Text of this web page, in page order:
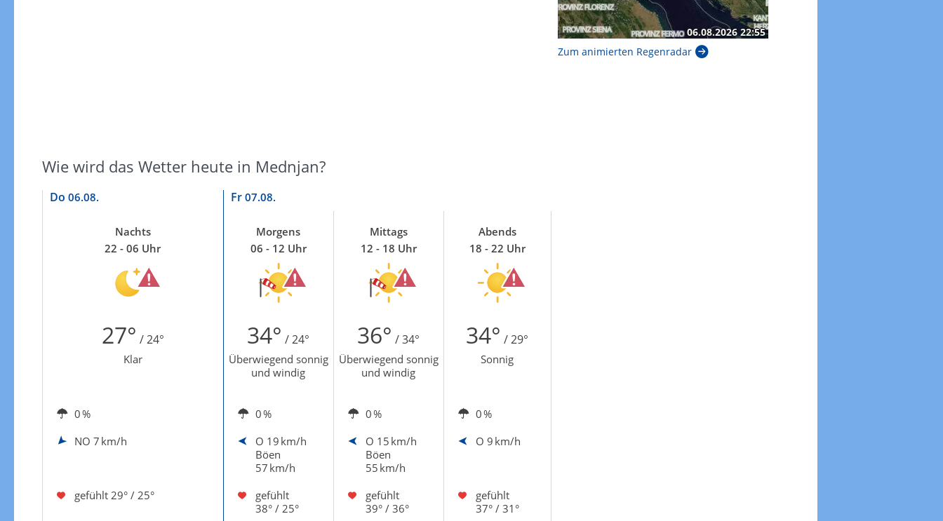
Wie wird das Wetter heute in Mednjan?
Do 06.08. Fr 07.08.
Nachts
22 - 06 Uhr
Morgens
06 - 12 Uhr
Mittags
12 - 18 Uhr
Abends
18 - 22 Uhr
27° / 24° 34° / 24° 36° / 34° 34° / 29°
Klar
Überwiegend sonnig
und windig
Überwiegend sonnig
und windig
Sonnig
0 % 0 % 0 %
0 %
NO 7 km/h O 19 km/h
Böen
57 km/h
O 15 km/h
Böen
55 km/h
O 9 km/h
gefühlt 29° / 25°
gefühlt
38° / 25°
gefühlt
39° / 36°
gefühlt
37° / 31°
Zum animierten Regenradar